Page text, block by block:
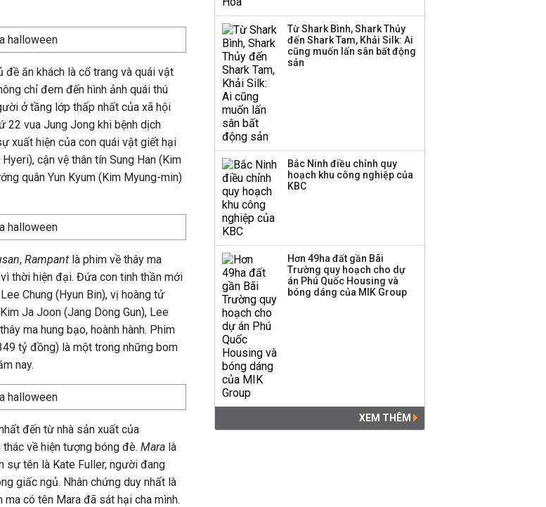
đề ăn khách là cổ trang và quái vật
chỉ đem đến hình ảnh quái thú
ở tầng lớp thấp nhất của xã hội
22 vua Jung Jong khi bệnh dịch
xuất hiện của con quái vật giết hại
cận vệ thân tín Sung Han (Kim
quân Yun Kyum (Kim Myung-min)
, Rampant là phim về thây ma
thời hiện đại. Đứa con tinh thần mới
Chung (Hyun Bin), vị hoàng tử
Ja Joon (Jang Dong Gun), Lee
ma hung bạo, hoành hành. Phim
tỷ đồng) là một trong những bom
nay.
đến từ nhà sản xuất của
về hiện tượng bóng đè. Mara là
sự tên là Kate Fuller, người đang
giấc ngủ. Nhân chứng duy nhất là
có tên Mara đã sát hại cha mình.
Huấn Hoa Hồng bỗng
dưng ‘biến mất’, một
công ty khác đã giải thể
Từ Shark Bình, Shark Thủy
đến Shark Tam, Khải Silk: Ai
cũng muốn lấn sân bất động
sản
Bắc Ninh điều chỉnh quy
hoạch khu công nghiệp của
KBC
Hơn 49ha đất gần Bãi
Trường quy hoạch cho dự
án Phú Quốc Housing và
bóng dáng của MIK Group
XEM THÊM